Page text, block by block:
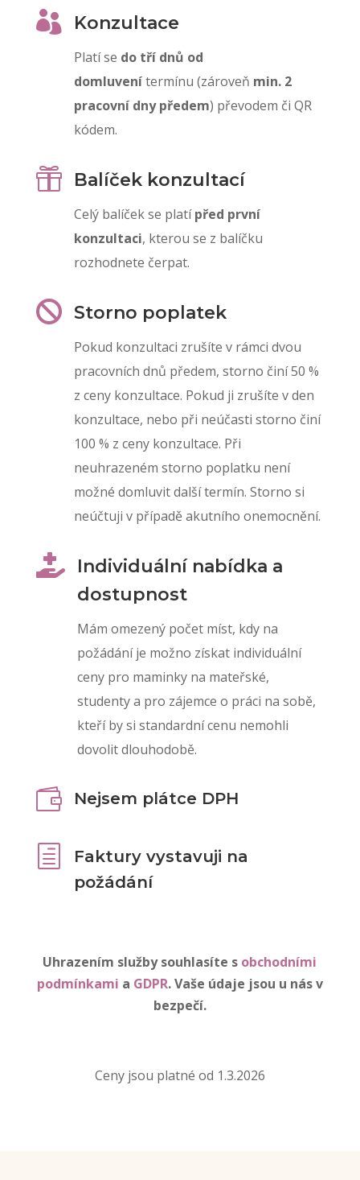
 Konzultace
Platí se do tří dnů od
domluvenítermínu (zároveň min. 2
pracovní dny předem) převodem či QR
kódem.
 Balíček konzultací
Celý balíček se platípřed první
konzultaci, kterou se z balíčku
rozhodnete čerpat.
 Storno poplatek
Pokud konzultaci zrušíte v rámci dvou
pracovních dnů předem, storno činí 50 %
z ceny konzultace. Pokud ji zrušíte v den
konzultace, nebo při neúčasti storno činí
100 % z ceny konzultace. Při
neuhrazeném storno poplatku není
možné domluvit další termín. Storno si
neúčtuji v případě akutního onemocnění.

Individuální nabídka a
dostupnost
Mám omezený počet míst, kdy na
požádání je možno získat individuální
ceny pro maminky na mateřské,
studenty a pro zájemce o práci na sobě,
kteří by si standardní cenu nemohli
dovolit dlouhodobě.
 Nejsem plátce DPH
h
Faktury vystavuji na
požádání
Uhrazením služby souhlasíte s obchodními
podmínkami a GDPR. Vaše údaje jsou u nás v
bezpečí.
Ceny jsou platné od 1.3.2026